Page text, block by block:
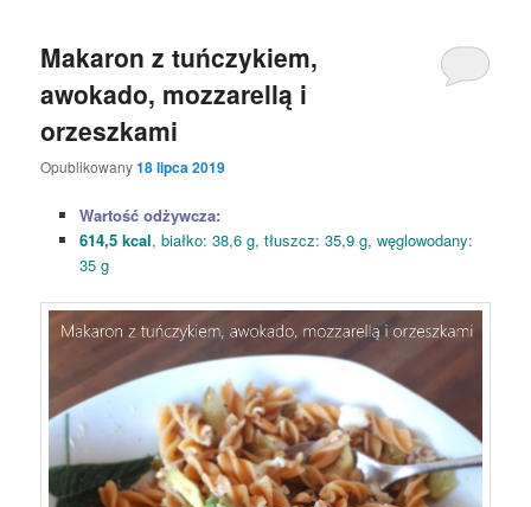
Makaron z tuńczykiem,
awokado, mozzarellą i
orzeszkami
Opublikowany18 lipca 2019
Wartość odżywcza:
614,5 kcal, białko: 38,6 g, tłuszcz: 35,9 g, węglowodany:
35 g